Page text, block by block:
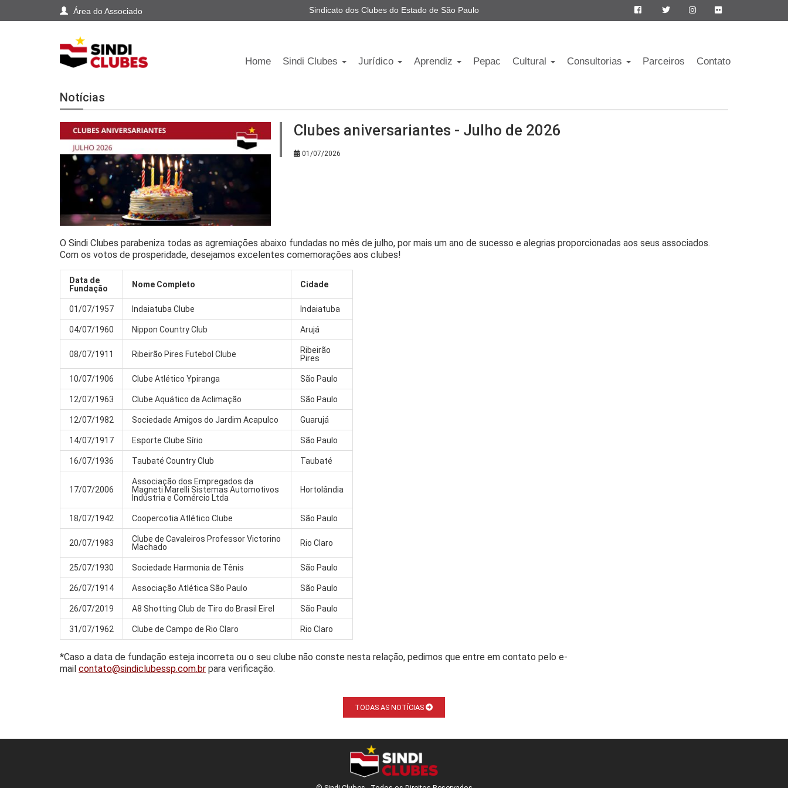
Área do Associado Sindicato dos Clubes do Estado de São Paulo
Home Sindi Clubes Jurídico Aprendiz Pepac Cultural Consultorias Parceiros Contato
Notícias
Clubes aniversariantes - Julho de 2026
01/07/2026
O Sindi Clubes parabeniza todas as agremiações abaixo fundadas no mês de julho, por mais um ano de sucesso e alegrias proporcionadas aos seus associados.
Com os votos de prosperidade, desejamos excelentes comemorações aos clubes!
Data de
Fundação
Nome Completo Cidade
01/07/1957 Indaiatuba Clube Indaiatuba
04/07/1960 Nippon Country Club Arujá
08/07/1911 Ribeirão Pires Futebol Clube
Ribeirão
Pires
10/07/1906 Clube Atlético Ypiranga São Paulo
12/07/1963 Clube Aquático da Aclimação São Paulo
12/07/1982 Sociedade Amigos do Jardim Acapulco Guarujá
14/07/1917 Esporte Clube Sírio São Paulo
16/07/1936 Taubaté Country Club Taubaté
17/07/2006
Associação dos Empregados da
Magneti Marelli Sistemas Automotivos
Indústria e Comércio Ltda
Hortolândia
18/07/1942 Coopercotia Atlético Clube São Paulo
20/07/1983
Clube de Cavaleiros Professor Victorino
Machado
Rio Claro
25/07/1930 Sociedade Harmonia de Tênis São Paulo
26/07/1914 Associação Atlética São Paulo São Paulo
26/07/2019 A8 Shotting Club de Tiro do Brasil Eirel São Paulo
31/07/1962 Clube de Campo de Rio Claro Rio Claro
*Caso a data de fundação esteja incorreta ou o seu clube não conste nesta relação, pedimos que entre em contato pelo e-
mail contato@sindiclubessp.com.br para verificação.
TODAS AS NOTÍCIAS